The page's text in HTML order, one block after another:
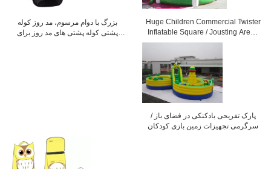
بزرگ با دوام مرسوم، مد روز کوله
پشتی کوله پشتی های مد روز برای
Huge Children Commercial Twister
Inflatable Square / Jousting Arena
With CE
پارک تفریحی بادکنکی در فضای باز /
سرگرمی تجهیزات زمین بازی کودکان